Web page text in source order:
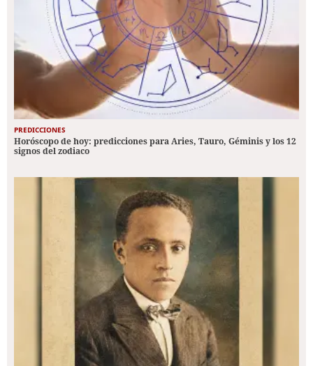
PREDICCIONES
Horóscopo de hoy: predicciones para Aries, Tauro, Géminis y los 12
signos del zodiaco